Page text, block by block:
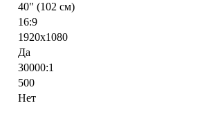
40" (102 см)
16:9
1920х1080
Да
30000:1
500
Нет